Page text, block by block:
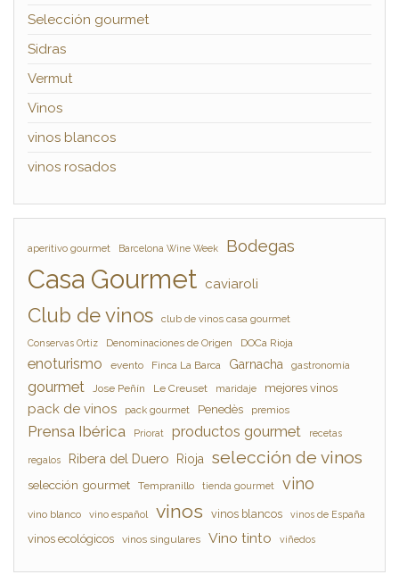
Selección gourmet
Sidras
Vermut
Vinos
vinos blancos
vinos rosados
aperitivo gourmet Barcelona Wine Week Bodegas
Casa Gourmet caviaroli
Club de vinos club de vinos casa gourmet
Conservas Ortiz Denominaciones de Origen DOCa Rioja
enoturismo evento Finca La Barca Garnacha gastronomía
gourmet Jose Peñín Le Creuset maridaje mejores vinos
pack de vinos pack gourmet Penedès premios
Prensa Ibérica Priorat productos gourmet recetas
regalos Ribera del Duero Rioja selección de vinos
selección gourmet Tempranillo tienda gourmet vino
vino blanco vino español vinos vinos blancos vinos de España
vinos ecológicos vinos singulares Vino tinto viñedos